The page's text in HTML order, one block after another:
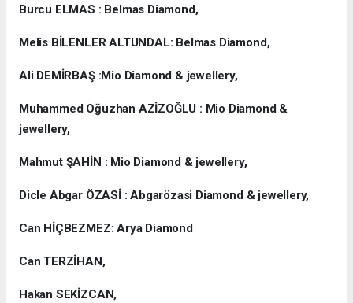
Burcu ELMAS : Belmas Diamond,
Melis BİLENLER ALTUNDAL: Belmas Diamond,
Ali DEMİRBAŞ :Mio Diamond & jewellery,
Muhammed Oğuzhan AZİZOĞLU : Mio Diamond &
jewellery,
Mahmut ŞAHİN : Mio Diamond & jewellery,
Dicle Abgar ÖZASİ : Abgarözasi Diamond & jewellery,
Can HİÇBEZMEZ: Arya Diamond
Can TERZİHAN,
Hakan SEKİZCAN,